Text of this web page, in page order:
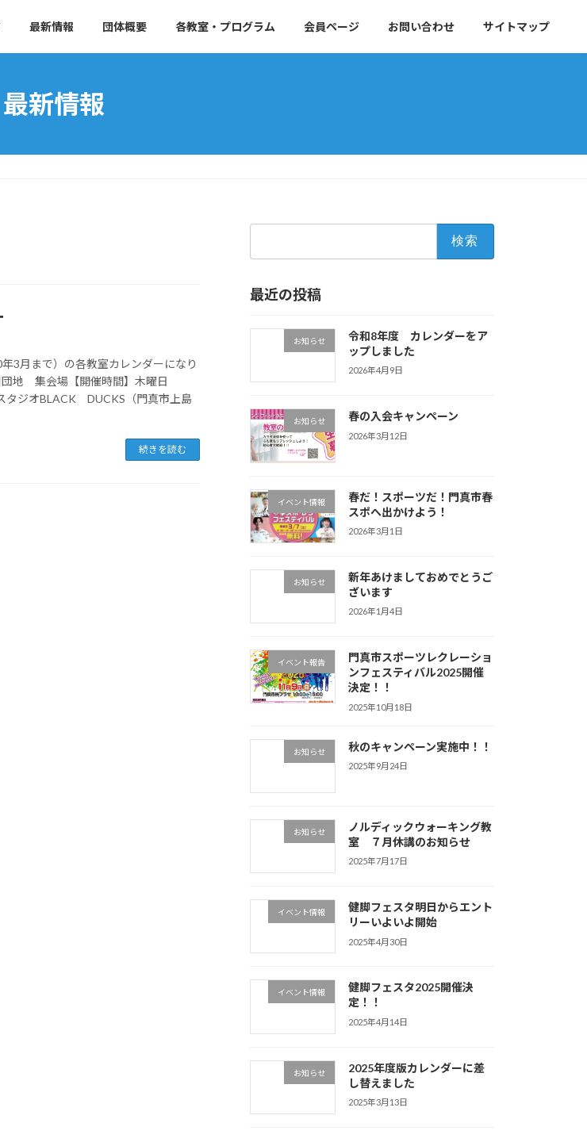
最新情報 団体概要 各教室・プログラム 会員ページ お問い合わせ サイトマップ
最新情報
3月まで）の各教室カレンダーになり
団地 集会場【開催時間】木曜日
タジオBLACK DUCKS（門真市上島
続きを読む
最近の投稿
お知らせ
令和8年度 カレンダーをア
ップしました
2026年4月9日
お知らせ 春の入会キャンペーン
2026年3月12日
イベント情報
春だ！スポーツだ！門真市春
スポへ出かけよう！
2026年3月1日
お知らせ
新年あけましておめでとうご
ざいます
2026年1月4日
イベント報告
門真市スポーツレクレーショ
ンフェスティバル2025開催
決定！！
2025年10月18日
お知らせ 秋のキャンペーン実施中！！
2025年9月24日
お知らせ
ノルディックウォーキング教
室 ７月休講のお知らせ
2025年7月17日
イベント情報
健脚フェスタ明日からエント
リーいよいよ開始
2025年4月30日
イベント情報
健脚フェスタ2025開催決
定！！
2025年4月14日
お知らせ
2025年度版カレンダーに差
し替えました
2025年3月13日